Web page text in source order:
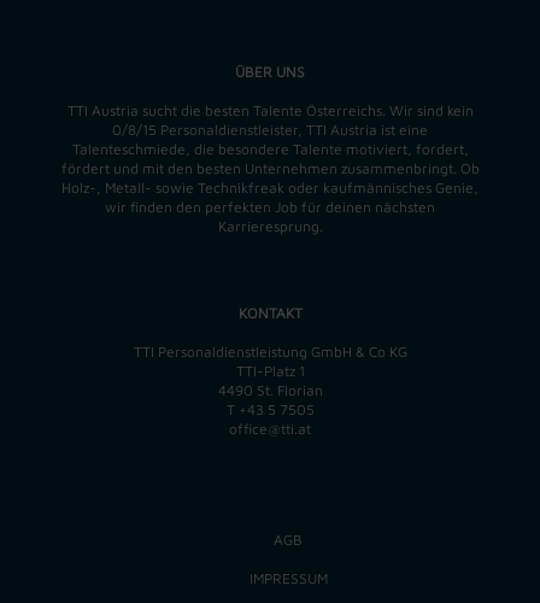
ÜBER UNS
TTI Austria sucht die besten Talente Österreichs. Wir sind kein
0/8/15 Personaldienstleister, TTI Austria ist eine
Talenteschmiede, die besondere Talente motiviert, fordert,
fördert und mit den besten Unternehmen zusammenbringt. Ob
Holz-, Metall- sowie Technikfreak oder kaufmännisches Genie,
wir finden den perfekten Job für deinen nächsten
Karrieresprung.
KONTAKT
TTI Personaldienstleistung GmbH & Co KG
TTI-Platz 1
4490 St. Florian
T +43 5 7505
office@tti.at
AGB
IMPRESSUM